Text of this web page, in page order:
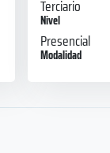
Terciario
Nivel
Presencial
Modalidad